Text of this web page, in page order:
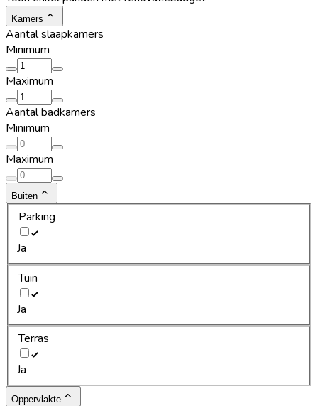
Kamers
Aantal slaapkamers
Minimum
Maximum
Aantal badkamers
Minimum
Maximum
Buiten
Parking
Ja
Tuin
Ja
Terras
Ja
Oppervlakte